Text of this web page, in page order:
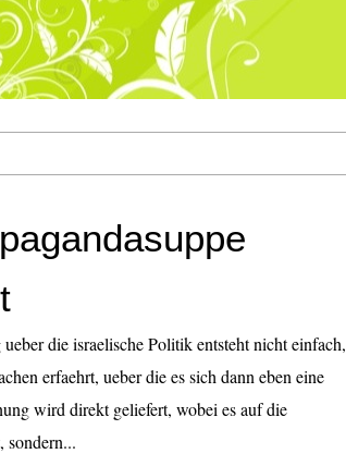
die israelische Politik entsteht nicht einfach,
erfaehrt, ueber die es sich dann eben eine
wird direkt geliefert, wobei es auf die
sondern...